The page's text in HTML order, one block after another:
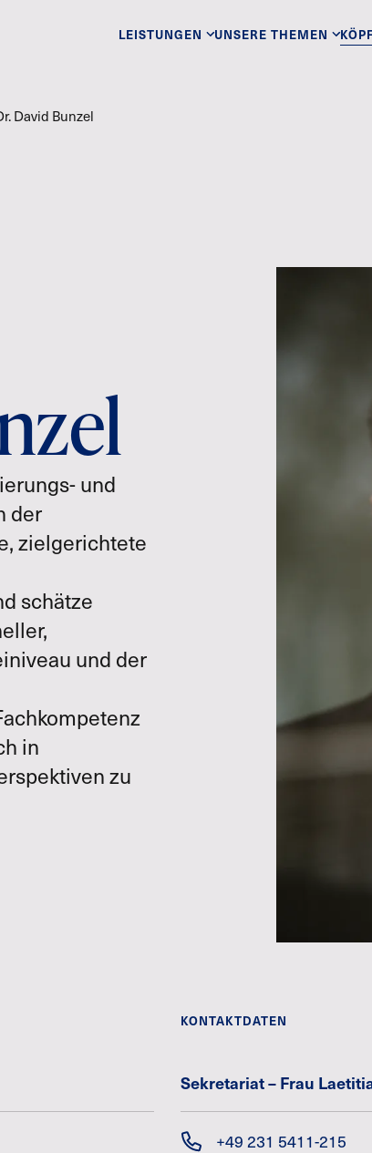
LEISTUNGEN UNSERE THEMEN
David Bunzel
und
der
zielgerichtete
schätze
und der
in
zu
KONTAKTDATEN
Sekretariat – Frau
+49 231 5411-215